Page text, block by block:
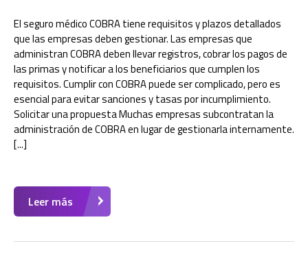
El seguro médico COBRA tiene requisitos y plazos detallados
que las empresas deben gestionar. Las empresas que
administran COBRA deben llevar registros, cobrar los pagos de
las primas y notificar a los beneficiarios que cumplen los
requisitos. Cumplir con COBRA puede ser complicado, pero es
esencial para evitar sanciones y tasas por incumplimiento.
Solicitar una propuesta Muchas empresas subcontratan la
administración de COBRA en lugar de gestionarla internamente.
[...]
Leer más